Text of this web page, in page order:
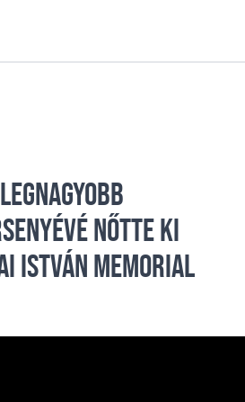
NŐTTE KI
ISTVÁN MEMORIAL